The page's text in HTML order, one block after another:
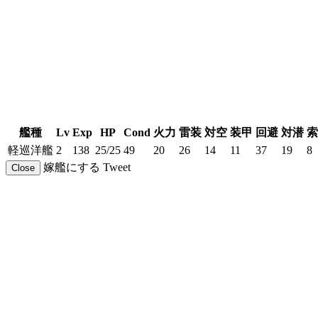
艦種 Lv Exp HP Cond 火力 雷装 対空 装甲 回避 対潜
軽巡洋艦 2 138 25/25 49 20 26 14 11 37 19 8
Close 嫁艦にする Tweet